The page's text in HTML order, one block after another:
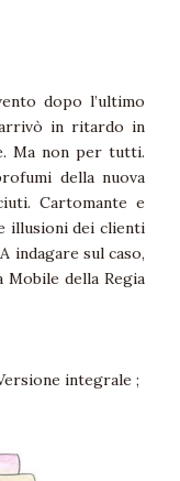
dopo l’ultimo
arrivò in ritardo in
Ma non per tutti.
della nuova
Cartomante e
illusioni dei clienti
indagare sul caso,
Mobile della Regia
integrale ;